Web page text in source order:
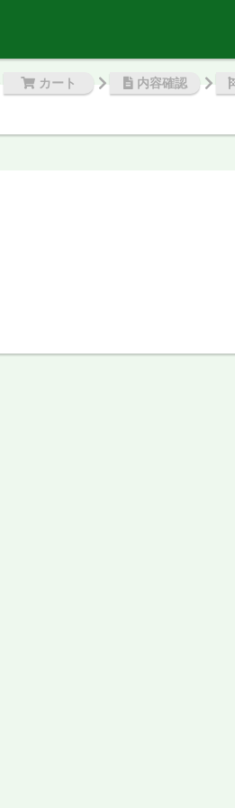
カート 内容確認